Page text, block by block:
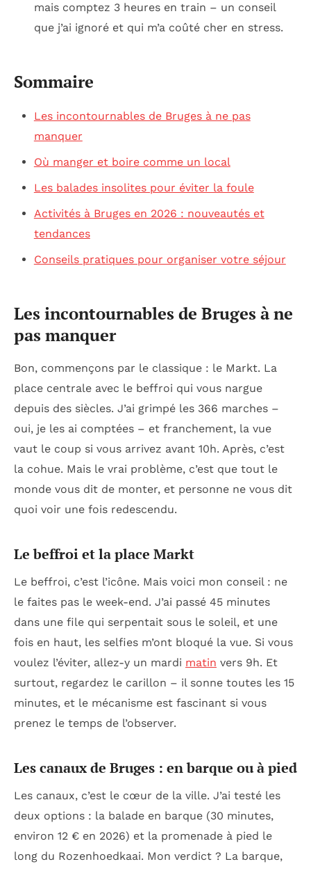
mais comptez 3 heures en train – un conseil
que j’ai ignoré et qui m’a coûté cher en stress.
Sommaire
Les incontournables de Bruges à ne pas
manquer
Où manger et boire comme un local
Les balades insolites pour éviter la foule
Activités à Bruges en 2026 : nouveautés et
tendances
Conseils pratiques pour organiser votre séjour
Les incontournables de Bruges à ne
pas manquer
Bon, commençons par le classique : le Markt. La
place centrale avec le beffroi qui vous nargue
depuis des siècles. J’ai grimpé les 366 marches –
oui, je les ai comptées – et franchement, la vue
vaut le coup si vous arrivez avant 10h. Après, c’est
la cohue. Mais le vrai problème, c’est que tout le
monde vous dit de monter, et personne ne vous dit
quoi voir une fois redescendu.
Le beffroi et la place Markt
Le beffroi, c’est l’icône. Mais voici mon conseil : ne
le faites pas le week-end. J’ai passé 45 minutes
dans une file qui serpentait sous le soleil, et une
fois en haut, les selfies m’ont bloqué la vue. Si vous
voulez l’éviter, allez-y un mardi matin vers 9h. Et
surtout, regardez le carillon – il sonne toutes les 15
minutes, et le mécanisme est fascinant si vous
prenez le temps de l’observer.
Les canaux de Bruges : en barque ou à pied
Les canaux, c’est le cœur de la ville. J’ai testé les
deux options : la balade en barque (30 minutes,
environ 12 € en 2026) et la promenade à pied le
long du Rozenhoedkaai. Mon verdict ? La barque,